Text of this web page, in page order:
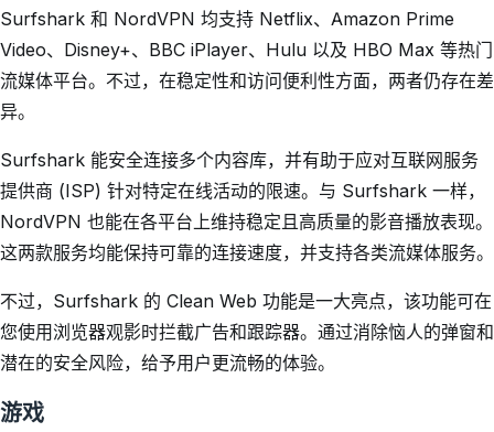
Surfshark 和 NordVPN 均支持 Netflix、Amazon Prime
Video、Disney+、BBC iPlayer、Hulu 以及 HBO Max 等热门
流媒体平台。不过，在稳定性和访问便利性方面，两者仍存在差
异。
Surfshark 能安全连接多个内容库，并有助于应对互联网服务
提供商 (ISP) 针对特定在线活动的限速。与 Surfshark 一样，
NordVPN 也能在各平台上维持稳定且高质量的影音播放表现。
这两款服务均能保持可靠的连接速度，并支持各类流媒体服务。
不过，Surfshark 的 Clean Web 功能是一大亮点，该功能可在
您使用浏览器观影时拦截广告和跟踪器。通过消除恼人的弹窗和
潜在的安全风险，给予用户更流畅的体验。
游戏